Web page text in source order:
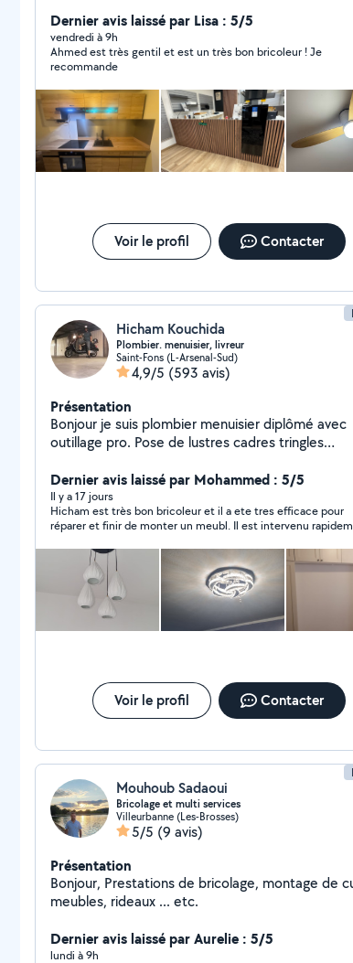
nombreux travaux avec du matériel professionnel.
J'interviens pour des petits comme des moyens
travaux, avec un travail propre, organisé et des
soignées. Je peux notamment vous aider pour : * pose
de lustres, suspensions et luminaires * fixation
au mur * pose de tringles à rideaux, étagères,
montage de meubles (tous types) * petits
peinture * pose de faïence * pose de crédence
* habillage mural / panneaux décoratifs * pose de
tous types de travaux. Ponctuel, respectueux de
logement, je laisse toujours un chantier propre
intervention. Disponible sur Lyon centre et
Dernier avis laissé par Lisa : 5/5
vendredi à 9h
Ahmed est très gentil et est un très bon bricoleur ! Je
recommande
Voir le profil Contacter
Hicham Kouchida
Plombier. menuisier, livreur
Saint-Fons (L-Arsenal-Sud)
4,9/5 (593 avis)
Présentation
Bonjour je suis plombier menuisier diplômé avec
outillage pro. Pose de lustres cadres tringles
Dernier avis laissé par Mohammed : 5/5
Il y a 17 jours
Hicham est très bon bricoleur et il a ete tres efficace pour
réparer et finir de monter un meubl. Il est intervenu
arrangeante et sympathique, je recommande.
Voir le profil Contacter
Mouhoub Sadaoui
Bricolage et multi services
Villeurbanne (Les-Brosses)
5/5 (9 avis)
Présentation
Bonjour, Prestations de bricolage, montage de cuisine,
meubles, rideaux ... etc.
Dernier avis laissé par Aurelie : 5/5
lundi à 9h